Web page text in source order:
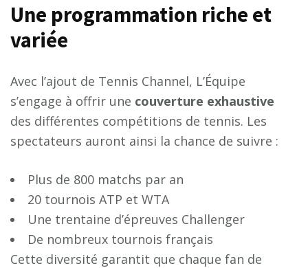
Une programmation riche et
variée
Avec l’ajout de Tennis Channel, L’Équipe
s’engage à offrir une couverture exhaustive
des différentes compétitions de tennis. Les
spectateurs auront ainsi la chance de suivre :
Plus de 800 matchs par an
20 tournois ATP et WTA
Une trentaine d’épreuves Challenger
De nombreux tournois français
Cette diversité garantit que chaque fan de